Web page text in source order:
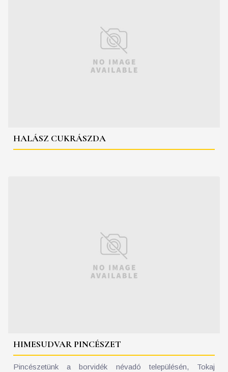
HALÁSZ CUKRÁSZDA
HIMESUDVAR PINCÉSZET
Pincészetünk a borvidék névadó településén, Tokaj